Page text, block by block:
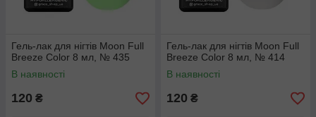
Гель-лак для нігтів Moon Full
Breeze Color 8 мл, № 435
В наявності
120 ₴
Гель-лак для нігтів Moon Full
Breeze Color 8 мл, № 414
В наявності
120 ₴